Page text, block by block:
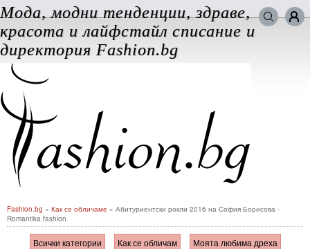
Мода, модни тенденции, здраве,
красота и лайфстайл списание и
директория Fashion.bg
ВХОД за потребители
Fashion.bg » Как се обличаме » Абитуриентски рокли 2016 на София Борисова -
Romantika fashion
Всички категории Как се обличам
Моята любима дреха